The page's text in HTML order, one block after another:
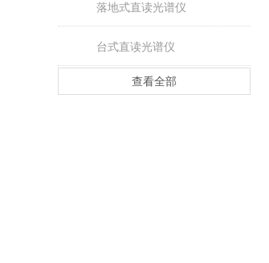
落地式直读光谱仪
台式直读光谱仪
查看全部